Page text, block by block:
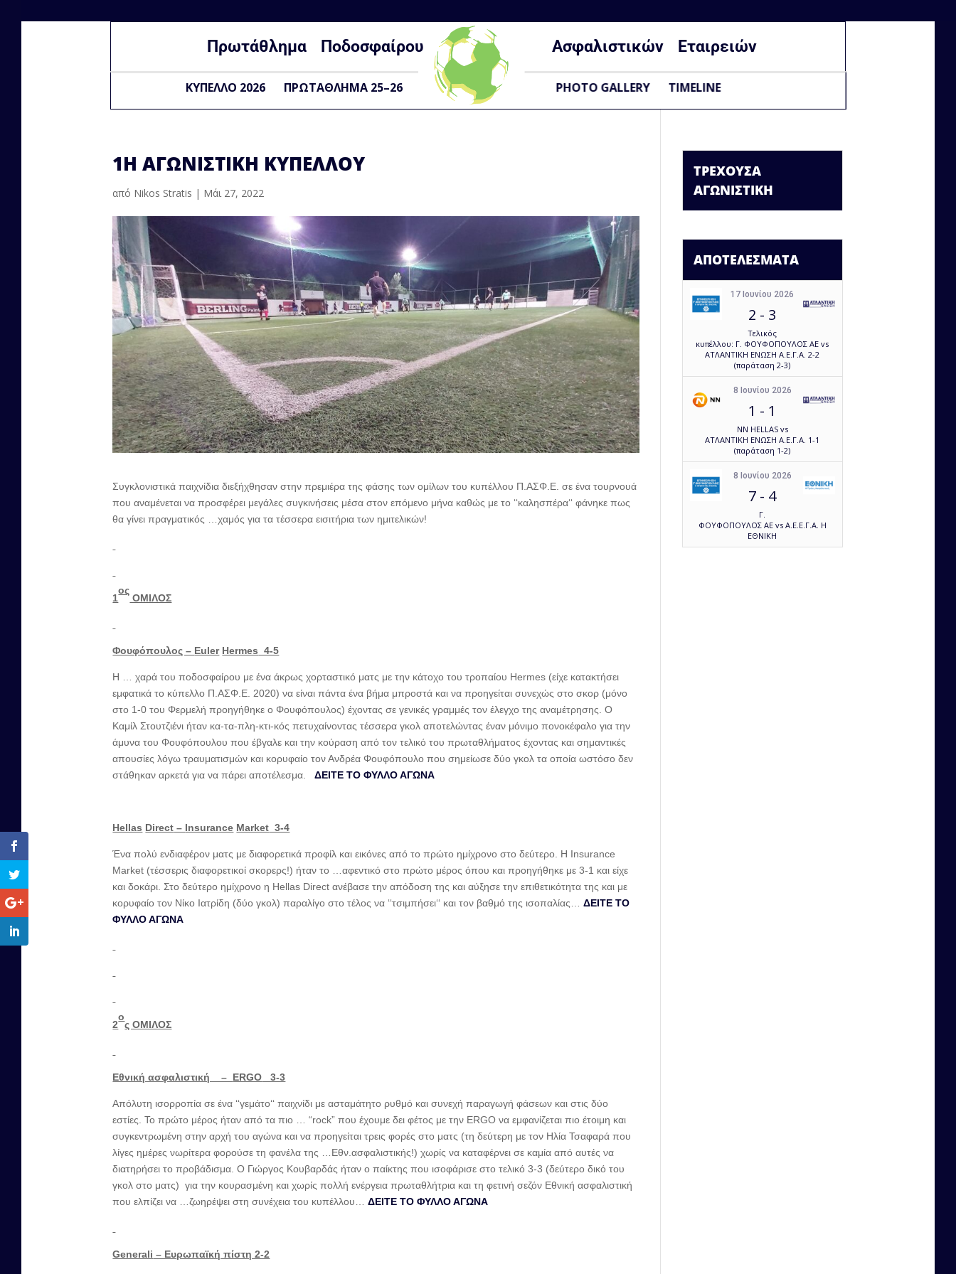
Πρωτάθλημα Ποδοσφαίρου Ασφαλιστικών Εταιρειών
ΚΥΠΕΛΛΟ 2026 ΠΡΩΤΑΘΛΗΜΑ 25–26 PHOTO GALLERY TIMELINE
1Η ΑΓΩΝΙΣΤΙΚΗ ΚΥΠΕΛΛΟΥ
από Nikos Stratis | Μάι 27, 2022
Συγκλονιστικά παιχνίδια διεξήχθησαν στην πρεμιέρα της φάσης των ομίλων του κυπέλλου Π.ΑΣΦ.Ε. σε ένα τουρνουά
που αναμένεται να προσφέρει μεγάλες συγκινήσεις μέσα στον επόμενο μήνα καθώς με το ‘‘καλησπέρα‘‘ φάνηκε πως
θα γίνει πραγματικός …χαμός για τα τέσσερα εισιτήρια των ημιτελικών!
1
ος
ΟΜΙΛΟΣ
Φουφόπουλος – Euler Hermes 4-5
H … χαρά του ποδοσφαίρου με ένα άκρως χορταστικό ματς με την κάτοχο του τροπαίου Hermes (είχε κατακτήσει
εμφατικά το κύπελλο Π.ΑΣΦ.Ε. 2020) να είναι πάντα ένα βήμα μπροστά και να προηγείται συνεχώς στο σκορ (μόνο
στο 1-0 του Φερμελή προηγήθηκε ο Φουφόπουλος) έχοντας σε γενικές γραμμές τον έλεγχο της αναμέτρησης. Ο
Καμίλ Στουτζιένι ήταν κα-τα-πλη-κτι-κός πετυχαίνοντας τέσσερα γκολ αποτελώντας έναν μόνιμο πονοκέφαλο για την
άμυνα του Φουφόπουλου που έβγαλε και την κούραση από τον τελικό του πρωταθλήματος έχοντας και σημαντικές
απουσίες λόγω τραυματισμών και κορυφαίο τον Ανδρέα Φουφόπουλο που σημείωσε δύο γκολ τα οποία ωστόσο δεν
στάθηκαν αρκετά για να πάρει αποτέλεσμα.ΔΕΙΤΕ ΤΟ ΦΥΛΛΟ ΑΓΩΝΑ
Hellas Direct – Insurance Market 3-4
Ένα πολύ ενδιαφέρον ματς με διαφορετικά προφίλ και εικόνες από το πρώτο ημίχρονο στο δεύτερο. Η Insurance
Market (τέσσερις διαφορετικοί σκορερς!) ήταν το …αφεντικό στο πρώτο μέρος όπου και προηγήθηκε με 3-1 και είχε
και δοκάρι. Στο δεύτερο ημίχρονο η Hellas Direct ανέβασε την απόδοση της και αύξησε την επιθετικότητα της και με
κορυφαίο τον Νίκο Ιατρίδη (δύο γκολ) παραλίγο στο τέλος να ‘‘τσιμπήσει‘‘ και τον βαθμό της ισοπαλίας…ΔΕΙΤΕ ΤΟ
ΦΥΛΛΟ ΑΓΩΝΑ
2
ο
ς ΟΜΙΛΟΣ
Εθνική ασφαλιστική – ERGO 3-3
Απόλυτη ισορροπία σε ένα ‘‘γεμάτο‘‘ παιχνίδι με ασταμάτητο ρυθμό και συνεχή παραγωγή φάσεων και στις δύο
εστίες. Το πρώτο μέρος ήταν από τα πιο … “rock” που έχουμε δει φέτος με την ERGO να εμφανίζεται πιο έτοιμη και
συγκεντρωμένη στην αρχή του αγώνα και να προηγείται τρεις φορές στο ματς (τη δεύτερη με τον Ηλία Τσαφαρά που
λίγες ημέρες νωρίτερα φορούσε τη φανέλα της …Εθν.ασφαλιστικής!) χωρίς να καταφέρνει σε καμία από αυτές να
διατηρήσει το προβάδισμα. Ο Γιώργος Κουβαρδάς ήταν ο παίκτης που ισοφάρισε στο τελικό 3-3 (δεύτερο δικό του
γκολ στο ματς) για την κουρασμένη και χωρίς πολλή ενέργεια πρωταθλήτρια και τη φετινή σεζόν Εθνική ασφαλιστική
που ελπίζει να …ζωηρέψει στη συνέχεια του κυπέλλου…ΔΕΙΤΕ ΤΟ ΦΥΛΛΟ ΑΓΩΝΑ
Generali – Ευρωπαϊκή πίστη 2-2
ΤΡΕΧΟΥΣΑ
ΑΓΩΝΙΣΤΙΚΗ
ΑΠΟΤΕΛΕΣΜΑΤΑ
17 Ιουνίου 2026
2 - 3
Τελικός
κυπέλλου: Γ. ΦΟΥΦΟΠΟΥΛΟΣ ΑΕ vs
ΑΤΛΑΝΤΙΚΗ ΕΝΩΣΗ Α.Ε.Γ.Α. 2-2
(παράταση 2-3)
8 Ιουνίου 2026
1 - 1
NN HELLAS vs
ΑΤΛΑΝΤΙΚΗ ΕΝΩΣΗ Α.Ε.Γ.Α. 1-1
(παράταση 1-2)
8 Ιουνίου 2026
7 - 4
Γ.
ΦΟΥΦΟΠΟΥΛΟΣ ΑΕ vs Α.Ε.Ε.Γ.Α. Η
ΕΘΝΙΚΗ